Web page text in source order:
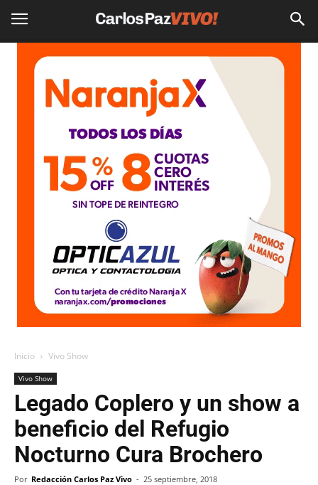
Inicio Vivo Show
Vivo Show
Legado Coplero y un show a
beneficio del Refugio
Nocturno Cura Brochero
Por Redacción Carlos Paz Vivo - 25 septiembre, 2018